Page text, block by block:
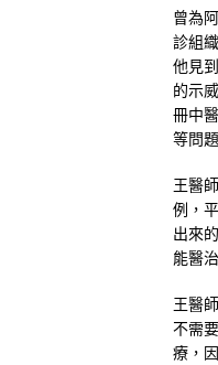
曾為
診組
他見
的示
冊中
等問
王醫
例，
出來
能醫
王醫
不需
療，